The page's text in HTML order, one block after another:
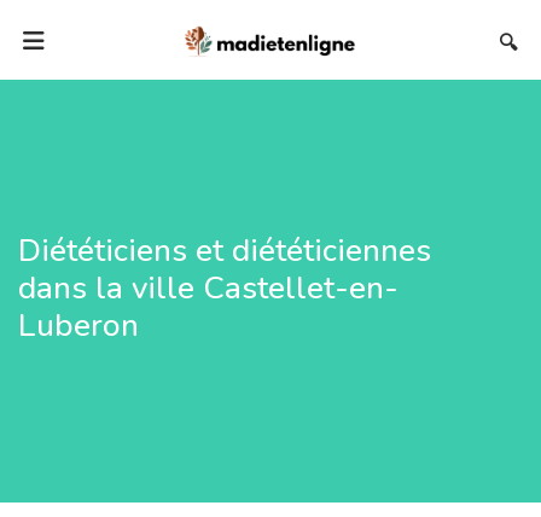
🔍
Diététiciens et diététiciennes
dans la ville Castellet-en-
Luberon